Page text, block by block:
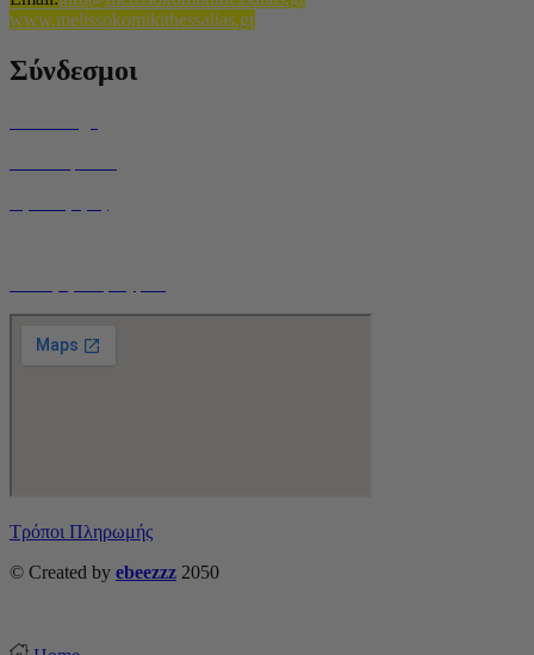
www.melissokomikithessalias.gr
Σύνδεσμοι
Τρόποι Πληρωμής
© Created by ebeezzz 2050